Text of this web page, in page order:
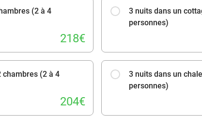
plaisirs du littoral. Entre détente, loisirs et
35 m²
2 chambres
2 salles de bain avec douche
(2 à 4
218€
3 nuits dans un
personnes)
chambres (2 à 4
204€
3 nuits dans un
personnes)